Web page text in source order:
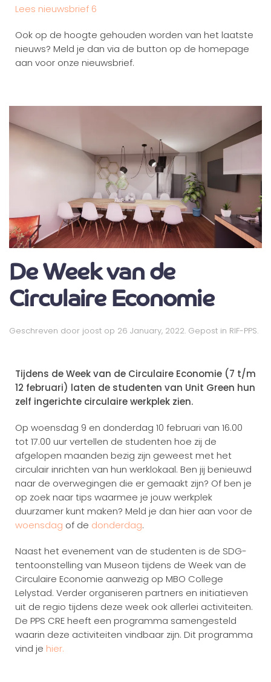
Lees nieuwsbrief 6
Ook op de hoogte gehouden worden van het laatste
nieuws? Meld je dan via de button op de homepage
aan voor onze nieuwsbrief.
De Week van de
Circulaire Economie
Geschreven door joost op 26 January, 2022. Gepost in RIF-PPS.
Tijdens de Week van de Circulaire Economie (7 t/m
12 februari) laten de studenten van Unit Green hun
zelf ingerichte circulaire werkplek zien.
Op woensdag 9 en donderdag 10 februari van 16.00
tot 17.00 uur vertellen de studenten hoe zij de
afgelopen maanden bezig zijn geweest met het
circulair inrichten van hun werklokaal. Ben jij benieuwd
naar de overwegingen die er gemaakt zijn? Of ben je
op zoek naar tips waarmee je jouw werkplek
duurzamer kunt maken? Meld je dan hier aan voor de
woensdag of de donderdag.
Naast het evenement van de studenten is de SDG-
tentoonstelling van Museon tijdens de Week van de
Circulaire Economie aanwezig op MBO College
Lelystad. Verder organiseren partners en initiatieven
uit de regio tijdens deze week ook allerlei activiteiten.
De PPS CRE heeft een programma samengesteld
waarin deze activiteiten vindbaar zijn. Dit programma
vind je hier.